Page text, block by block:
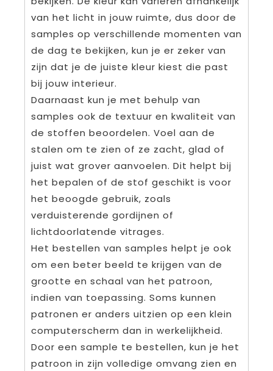
van het licht in jouw ruimte, dus door de
samples op verschillende momenten van
de dag te bekijken, kun je er zeker van
zijn dat je de juiste kleur kiest die past
bij jouw interieur.
Daarnaast kun je met behulp van
samples ook de textuur en kwaliteit van
de stoffen beoordelen. Voel aan de
stalen om te zien of ze zacht, glad of
juist wat grover aanvoelen. Dit helpt bij
het bepalen of de stof geschikt is voor
het beoogde gebruik, zoals
verduisterende gordijnen of
lichtdoorlatende vitrages.
Het bestellen van samples helpt je ook
om een beter beeld te krijgen van de
grootte en schaal van het patroon,
indien van toepassing. Soms kunnen
patronen er anders uitzien op een klein
computerscherm dan in werkelijkheid.
Door een sample te bestellen, kun je het
patroon in zijn volledige omvang zien en